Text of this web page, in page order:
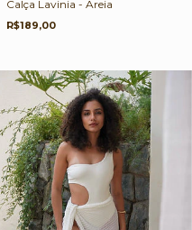
Calça Lavinia - Areia
R$189,00